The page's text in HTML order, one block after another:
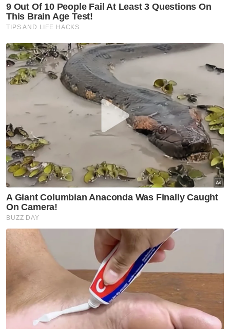
"Ia bagi memastikan harga telur ayam ini
dijual dengan harga yang munasabah dan
Skim Harga Maksimum Musim Perayaan
Deepavali 2021 telah berakhir pada 7
November lalu.
"Bermula 13 Ogos hingga Jumaat sebanyak
83 surat pemberitahuan semakan
penyelarasan harga dan 12 notis dibawah
Akta Kawalan Harga Anti Pencatutan 2011
telah dikeluarkan. Peniaga tersebut telah
akur dengan menurunkan harga dengan
menjual dengan harga yang munasabah,"
katanya.
Katanya, peniaga diingatkan agar lebih
bertanggungjawab dalam memastikan
pengeluaran, pengedaran telur ayam
sentiasa mencukupi untuk keperluan
pengguna dengan harga munasabah tiada
unsur pencatutan.
Artikel Berkaitan: